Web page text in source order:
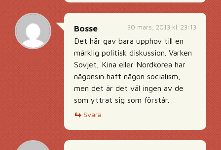
30 mars, 2013 kl. 23:13
Bosse
Det här gav bara upphov till en
märklig politisk diskussion. Varken
Sovjet, Kina eller Nordkorea har
någonsin haft någon socialism,
men det är det väl ingen av de
som yttrat sig som förstår.
Svara